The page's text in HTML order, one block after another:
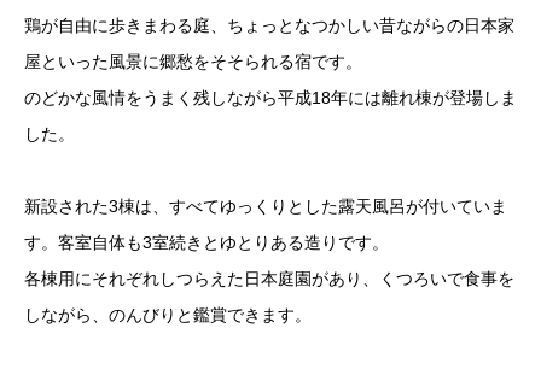
鶏が自由に歩きまわる庭、ちょっとなつかしい昔ながらの日本家
屋といった風景に郷愁をそそられる宿です。
のどかな風情をうまく残しながら平成18年には離れ棟が登場しま
した。
新設された3棟は、すべてゆっくりとした露天風呂が付いていま
す。客室自体も3室続きとゆとりある造りです。
各棟用にそれぞれしつらえた日本庭園があり、くつろいで食事を
しながら、のんびりと鑑賞できます。